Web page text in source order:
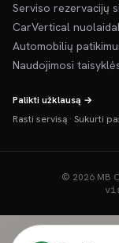
Serviso rezervacijų
CarVertical nuolaida
Automobilių
Naudojimosi
Palikti užklausą →
Rasti servisą · Sukurti
© 2026 MB